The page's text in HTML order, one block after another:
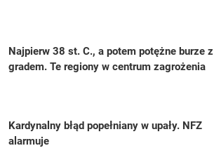
Najpierw 38 st. C., a potem potężne burze z
gradem. Te regiony w centrum zagrożenia
Kardynalny błąd popełniany w upały. NFZ
alarmuje